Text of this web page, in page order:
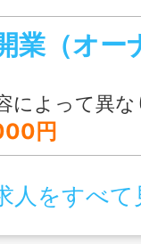
によって異
円
人をすべて